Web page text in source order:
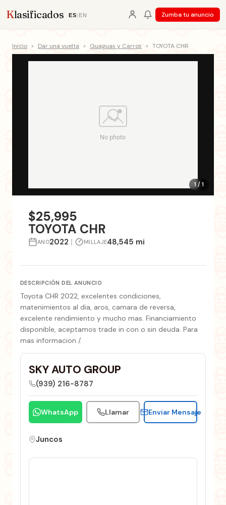
Klasificados ES| EN Zumba tu anuncio
Inicio > Dar una vuelta > Guaguas y Carros > TOYOTA CHR
1 / 1
$25,995
TOYOTA CHR
ANO2022 | MILLAJE48,545 mi
DESCRIPCIÓN DEL ANUNCIO
Toyota CHR 2022, excelentes condiciones,
matenimientos al dia, aros, camara de reversa,
excelente rendimiento y mucho mas. Financiamiento
disponible, aceptamos trade in con o sin deuda. Para
mas informacion /.
SKY AUTO GROUP
(939) 216-8787
WhatsApp Llamar Enviar Mensaje
Juncos